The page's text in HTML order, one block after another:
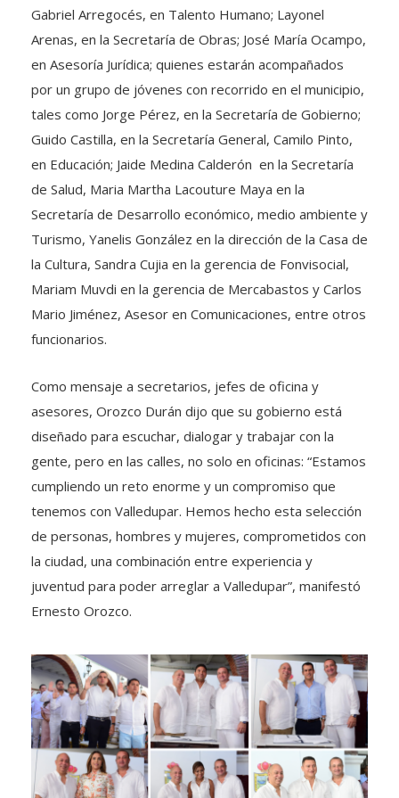
Gabriel Arregocés, en Talento Humano; Layonel
Arenas, en la Secretaría de Obras; José María Ocampo,
en Asesoría Jurídica; quienes estarán acompañados
por un grupo de jóvenes con recorrido en el municipio,
tales como Jorge Pérez, en la Secretaría de Gobierno;
Guido Castilla, en la Secretaría General, Camilo Pinto,
en Educación; Jaide Medina Calderón en la Secretaría
de Salud, Maria Martha Lacouture Maya en la
Secretaría de Desarrollo económico, medio ambiente y
Turismo, Yanelis González en la dirección de la Casa de
la Cultura, Sandra Cujia en la gerencia de Fonvisocial,
Mariam Muvdi en la gerencia de Mercabastos y Carlos
Mario Jiménez, Asesor en Comunicaciones, entre otros
funcionarios.
Como mensaje a secretarios, jefes de oficina y
asesores, Orozco Durán dijo que su gobierno está
diseñado para escuchar, dialogar y trabajar con la
gente, pero en las calles, no solo en oficinas: “Estamos
cumpliendo un reto enorme y un compromiso que
tenemos con Valledupar. Hemos hecho esta selección
de personas, hombres y mujeres, comprometidos con
la ciudad, una combinación entre experiencia y
juventud para poder arreglar a Valledupar”, manifestó
Ernesto Orozco.